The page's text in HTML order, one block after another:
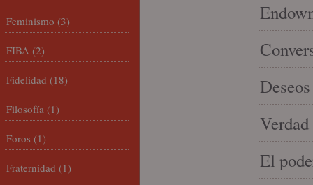
El
Feminismo (3)
FIBA (2)
Fidelidad (18)
Filosofía (1)
Foros (1)
Fraternidad (1)